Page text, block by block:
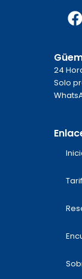
24
Solo